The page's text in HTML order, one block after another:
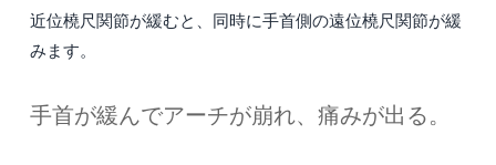
近位橈尺関節が緩むと、同時に手首側の遠位橈尺関節が緩
みます。
手首が緩んでアーチが崩れ、痛みが出る。